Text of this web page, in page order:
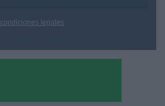
condiciones legales